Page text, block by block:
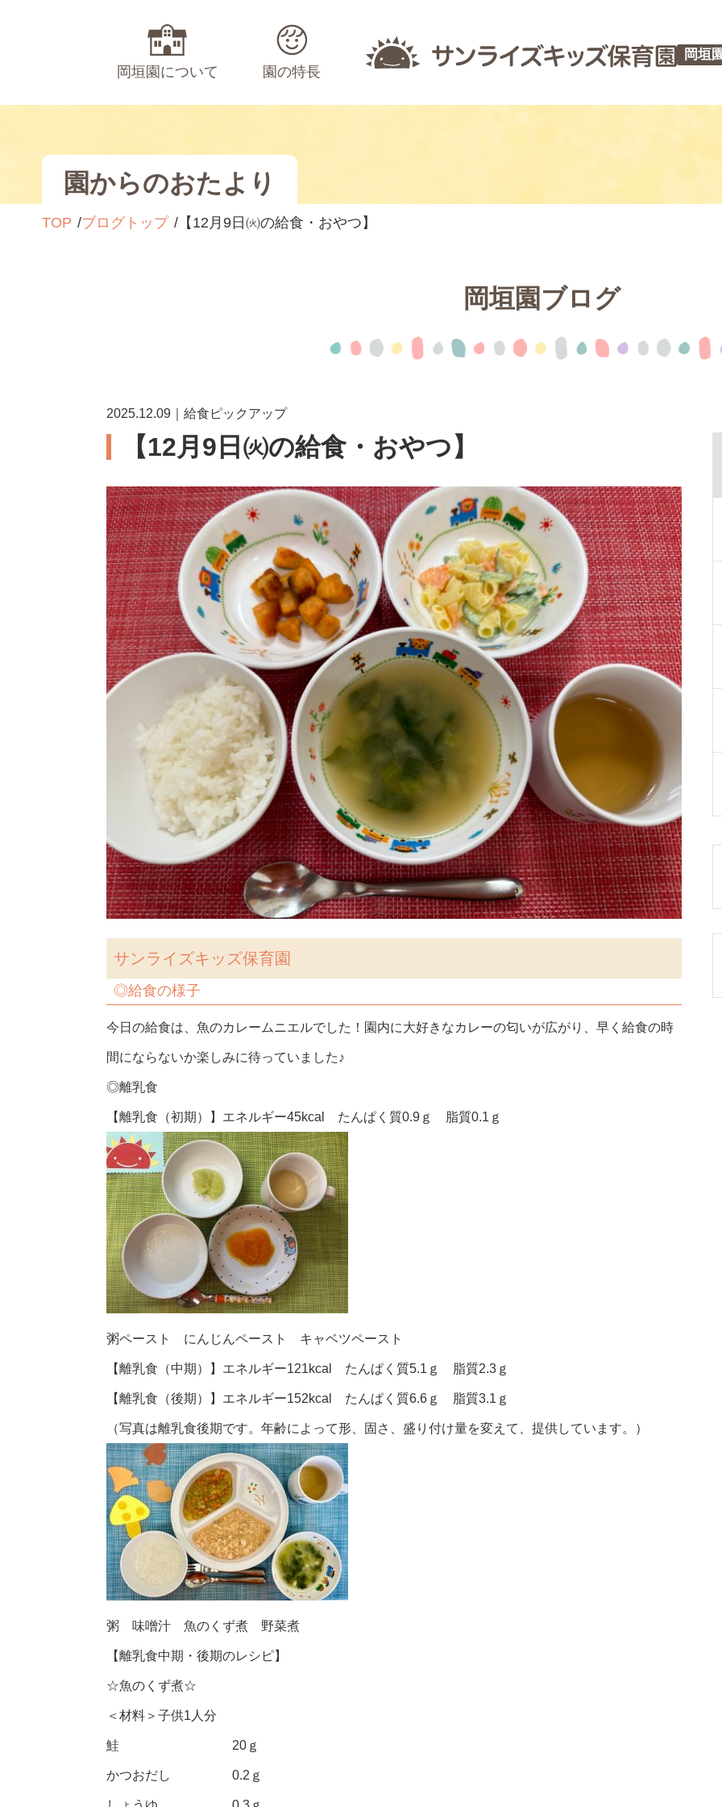
岡垣園について 園の特長
岡垣
園からのおたより
TOP ブログトップ 【12月9日㈫の給食・おやつ】
岡垣園ブログ
2025.12.09｜給食ピックアップ
【12月9日㈫の給食・おやつ】
サンライズキッズ保育園
◎給食の様子
今日の給食は、魚のカレームニエルでした！園内に大好きなカレーの匂いが広がり、早く給食の時
間にならないか楽しみに待っていました♪
◎離乳食
【離乳食（初期）】エネルギー45kcal たんぱく質0.9ｇ 脂質0.1ｇ
粥ペースト にんじんペースト キャベツペースト
【離乳食（中期）】エネルギー121kcal たんぱく質5.1ｇ 脂質2.3ｇ
【離乳食（後期）】エネルギー152kcal たんぱく質6.6ｇ 脂質3.1ｇ
（写真は離乳食後期です。年齢によって形、固さ、盛り付け量を変えて、提供しています。）
粥 味噌汁 魚のくず煮 野菜煮
【離乳食中期・後期のレシピ】
☆魚のくず煮☆
＜材料＞子供1人分
鮭 20ｇ
かつおだし 0.2ｇ